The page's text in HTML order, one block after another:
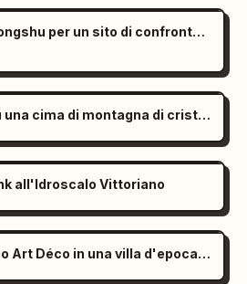
Copertina di Xiaohongshu per un sito di confronto di modelli AI
Maestoso drago su una cima di montagna di cristallo
all'Idroscalo Vittoriano
Robot maggiordomo Art Déco in una villa d'epoca anni '20